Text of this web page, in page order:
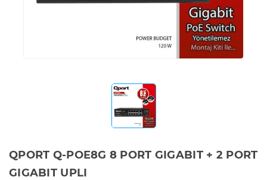
QPORT Q-POE8G 8 PORT GIGABIT + 2 PORT
GIGABIT UPLI